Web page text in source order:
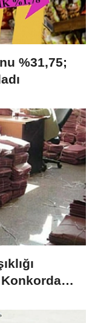
%31,75;
Konkordato